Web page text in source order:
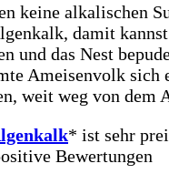
keine alkalischen
damit
und das Nest
Ameisenvolk sich
weit weg von dem
* ist sehr
Bewertungen